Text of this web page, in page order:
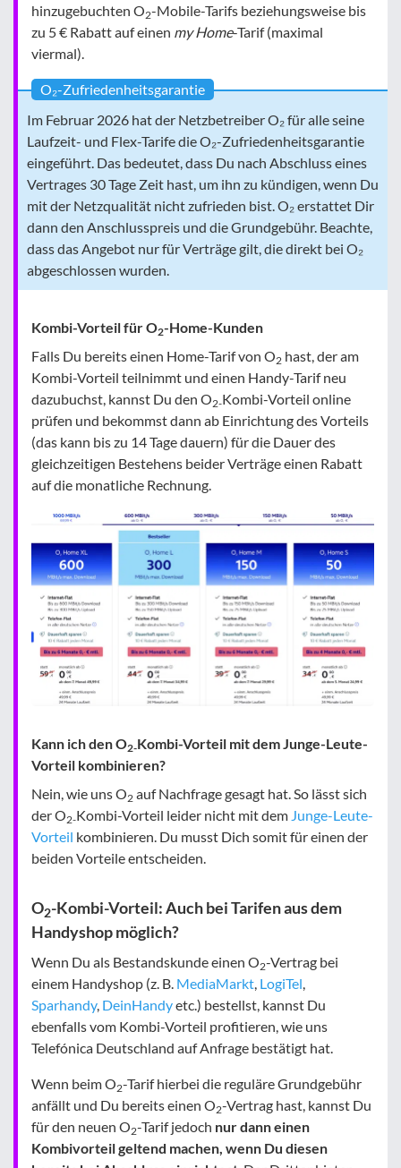
hinzugebuchten O2-Mobile-Tarifs beziehungsweise bis
zu 5 € Rabatt auf einen my Home-Tarif (maximal
viermal).
O₂-Zufriedenheitsgarantie
Im Februar 2026 hat der Netzbetreiber O₂ für alle seine
Laufzeit- und Flex-Tarife die O₂-Zufriedenheitsgarantie
eingeführt. Das bedeutet, dass Du nach Abschluss eines
Vertrages 30 Tage Zeit hast, um ihn zu kündigen, wenn Du
mit der Netzqualität nicht zufrieden bist. O₂ erstattet Dir
dann den Anschlusspreis und die Grundgebühr. Beachte,
dass das Angebot nur für Verträge gilt, die direkt bei O₂
abgeschlossen wurden.
Kombi-Vorteil für O2-Home-Kunden
Falls Du bereits einen Home-Tarif von O2 hast, der am
Kombi-Vorteil teilnimmt und einen Handy-Tarif neu
dazubuchst, kannst Du den O2-Kombi-Vorteil online
prüfen und bekommst dann ab Einrichtung des Vorteils
(das kann bis zu 14 Tage dauern) für die Dauer des
gleichzeitigen Bestehens beider Verträge einen Rabatt
auf die monatliche Rechnung.
Kann ich den O2-Kombi-Vorteil mit dem Junge-Leute-
Vorteil kombinieren?
Nein, wie uns O2 auf Nachfrage gesagt hat. So lässt sich
der O2-Kombi-Vorteil leider nicht mit dem Junge-Leute-
Vorteil kombinieren. Du musst Dich somit für einen der
beiden Vorteile entscheiden.
O2-Kombi-Vorteil: Auch bei Tarifen aus dem
Handyshop möglich?
Wenn Du als Bestandskunde einen O2-Vertrag bei
einem Handyshop (z. B. MediaMarkt, LogiTel,
Sparhandy, DeinHandyetc.) bestellst, kannst Du
ebenfalls vom Kombi-Vorteil profitieren, wie uns
Telefónica Deutschland auf Anfrage bestätigt hat.
Wenn beim O2-Tarif hierbei die reguläre Grundgebühr
anfällt und Du bereits einen O2-Vertrag hast, kannst Du
für den neuen O2-Tarif jedoch nur dann einen
Kombivorteil geltend machen, wenn Du diesen